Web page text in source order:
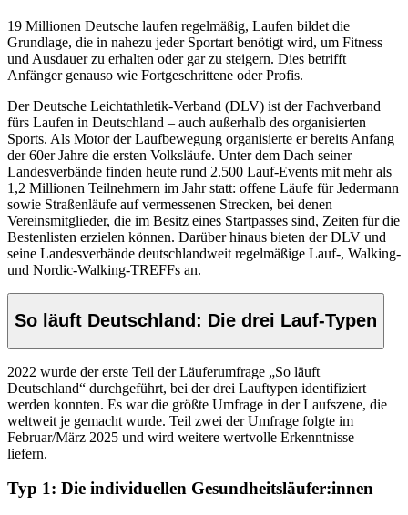
19 Millionen Deutsche laufen regelmäßig, Laufen bildet die
Grundlage, die in nahezu jeder Sportart benötigt wird, um Fitness
und Ausdauer zu erhalten oder gar zu steigern. Dies betrifft
Anfänger genauso wie Fortgeschrittene oder Profis.
Der Deutsche Leichtathletik-Verband (DLV) ist der Fachverband
fürs Laufen in Deutschland – auch außerhalb des organisierten
Sports. Als Motor der Laufbewegung organisierte er bereits Anfang
der 60er Jahre die ersten Volksläufe. Unter dem Dach seiner
Landesverbände finden heute rund 2.500 Lauf-Events mit mehr als
1,2 Millionen Teilnehmern im Jahr statt: offene Läufe für Jedermann
sowie Straßenläufe auf vermessenen Strecken, bei denen
Vereinsmitglieder, die im Besitz eines Startpasses sind, Zeiten für die
Bestenlisten erzielen können. Darüber hinaus bieten der DLV und
seine Landesverbände deutschlandweit regelmäßige Lauf-, Walking-
und Nordic-Walking-TREFFs an.
So läuft Deutschland: Die drei Lauf-Typen
2022 wurde der erste Teil der Läuferumfrage „So läuft
Deutschland“ durchgeführt, bei der drei Lauftypen identifiziert
werden konnten. Es war die größte Umfrage in der Laufszene, die
weltweit je gemacht wurde. Teil zwei der Umfrage folgte im
Februar/März 2025 und wird weitere wertvolle Erkenntnisse
liefern.
Typ 1: Die individuellen Gesundheitsläufer:innen